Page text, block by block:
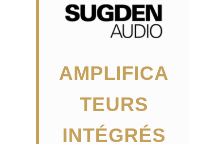
AMPLIFICA
TEURS
INTÉGRÉS